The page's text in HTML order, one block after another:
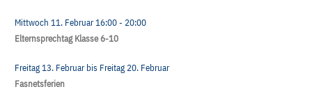
Mittwoch 11. Februar16:00- 20:00
Elternsprechtag Klasse 6-10
Freitag 13. Februarbis Freitag 20. Februar
Fasnetsferien